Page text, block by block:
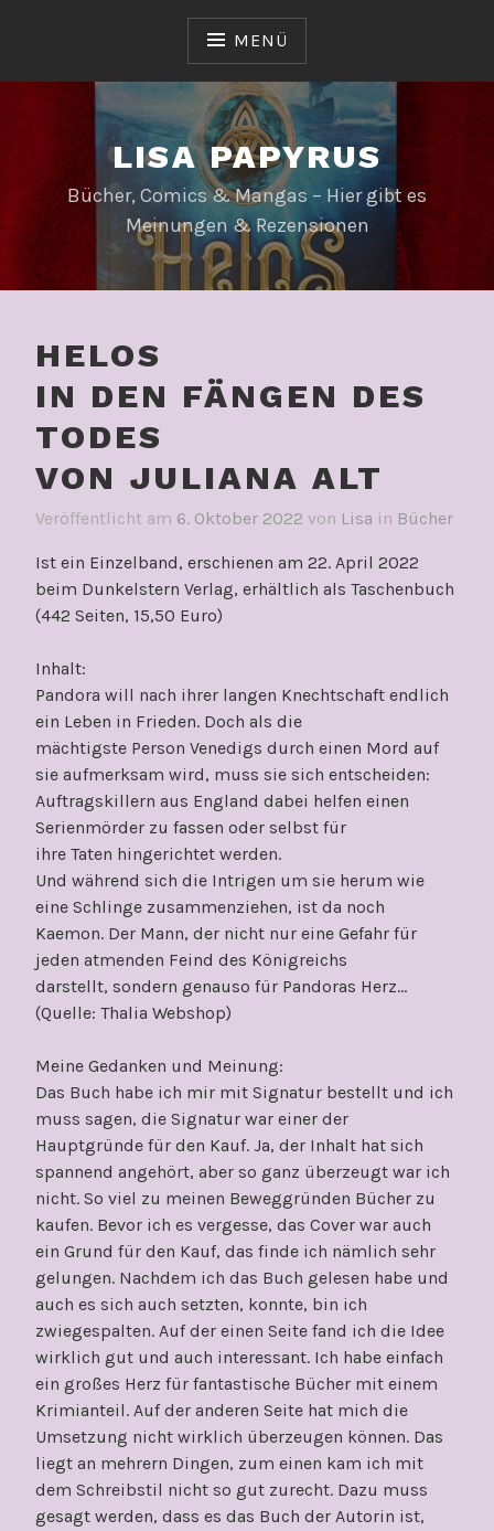
MENÜ
LISA PAPYRUS
Bücher, Comics & Mangas – Hier gibt es
Meinungen & Rezensionen
HELOS
IN DEN FÄNGEN DES
TODES
VON JULIANA ALT
Veröffentlicht am 6. Oktober 2022 von Lisa in Bücher
Ist ein Einzelband, erschienen am 22. April 2022
beim Dunkelstern Verlag, erhältlich als Taschenbuch
(442 Seiten, 15,50 Euro)
Inhalt:
Pandora will nach ihrer langen Knechtschaft endlich
ein Leben in Frieden. Doch als die
mächtigste Person Venedigs durch einen Mord auf
sie aufmerksam wird, muss sie sich entscheiden:
Auftragskillern aus England dabei helfen einen
Serienmörder zu fassen oder selbst für
ihre Taten hingerichtet werden.
Und während sich die Intrigen um sie herum wie
eine Schlinge zusammenziehen, ist da noch
Kaemon. Der Mann, der nicht nur eine Gefahr für
jeden atmenden Feind des Königreichs
darstellt, sondern genauso für Pandoras Herz…
(Quelle: Thalia Webshop)
Meine Gedanken und Meinung:
Das Buch habe ich mir mit Signatur bestellt und ich
muss sagen, die Signatur war einer der
Hauptgründe für den Kauf. Ja, der Inhalt hat sich
spannend angehört, aber so ganz überzeugt war ich
nicht. So viel zu meinen Beweggründen Bücher zu
kaufen. Bevor ich es vergesse, das Cover war auch
ein Grund für den Kauf, das finde ich nämlich sehr
gelungen. Nachdem ich das Buch gelesen habe und
auch es sich auch setzten, konnte, bin ich
zwiegespalten. Auf der einen Seite fand ich die Idee
wirklich gut und auch interessant. Ich habe einfach
ein großes Herz für fantastische Bücher mit einem
Krimianteil. Auf der anderen Seite hat mich die
Umsetzung nicht wirklich überzeugen können. Das
liegt an mehrern Dingen, zum einen kam ich mit
dem Schreibstil nicht so gut zurecht. Dazu muss
gesagt werden, dass es das Buch der Autorin ist,